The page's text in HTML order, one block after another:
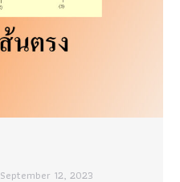
September 12, 2023